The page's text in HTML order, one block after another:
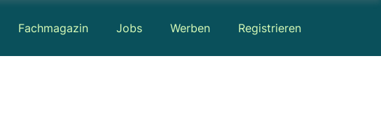
Fachmagazin Jobs Werben Registrieren